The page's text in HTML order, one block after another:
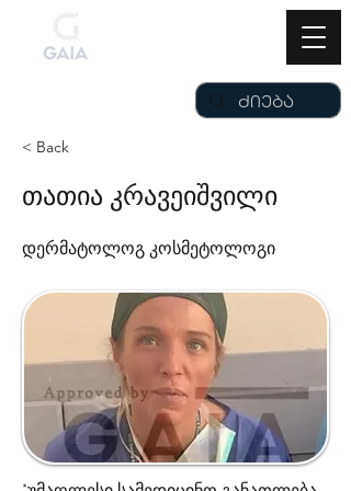
< Back
თათია კრავეიშვილი
დერმატოლოგ კოსმეტოლოგი